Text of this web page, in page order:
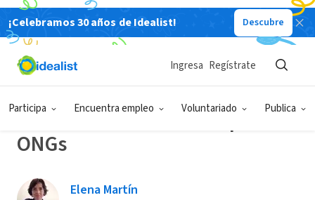
¡Celebramos 30 años de Idealist! Descubre
Participa Encuentra empleo Voluntariado Publica
Ingresa Regístrate
Back
Kit de herramientas 2.0 para
ONGs
Elena Martín